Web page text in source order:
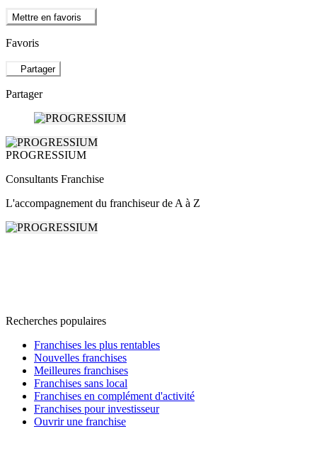
Mettre en favoris
Favoris
Partager
Partager
PROGRESSIUM
Consultants Franchise
L'accompagnement du franchiseur de A à Z
Recherches populaires
Franchises les plus rentables
Nouvelles franchises
Meilleures franchises
Franchises sans local
Franchises en complément d'activité
Franchises pour investisseur
Ouvrir une franchise